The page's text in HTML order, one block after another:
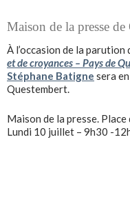
Maison de la presse de
À l’occasion de la
et de croyances – Pays de
Stéphane Batigne sera
Questembert.
Maison de la presse.
Lundi 10 juillet – 9h30 -